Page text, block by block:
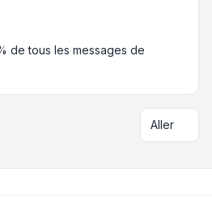
de tous les messages de
Aller